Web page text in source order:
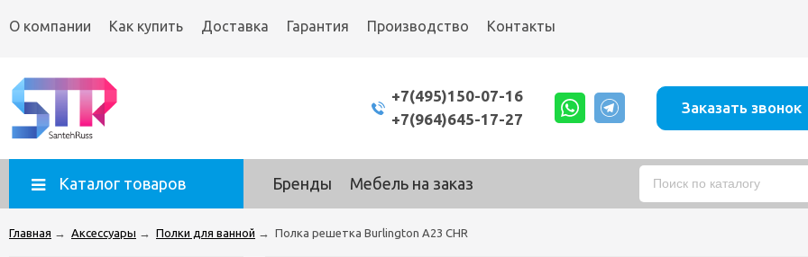
О компании Как купить Доставка Гарантия Производство Контакты
+7(495)150-07-16
+7(964)645-17-27
Заказать звонок
Каталог товаров Бренды Мебель на заказ
Главная → Аксессуары → Полки для ванной → Полка решетка Burlington A23 CHR